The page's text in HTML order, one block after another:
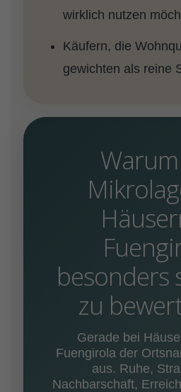
wirklich nutzen
Käufern, die
gewichten als reine
besonders
zu
Gerade bei
Fuengirola der
aus. Ruhe,
Nachbarschaft,